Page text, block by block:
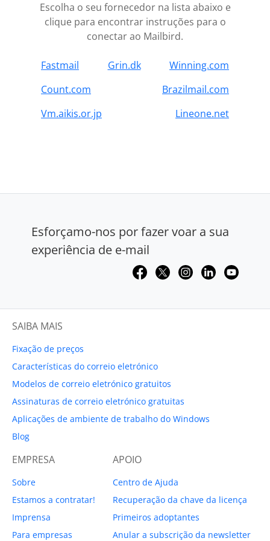
Escolha o seu fornecedor na lista abaixo e
clique para encontrar instruções para o
conectar ao Mailbird.
Fastmail Grin.dk
Winning.com
Count.com
Brazilmail.com
Vm.aikis.or.jp
Lineone.net
Esforçamo-nos por fazer voar a sua
experiência de e-mail
SAIBA MAIS
Fixação de preços
Características do correio eletrónico
Modelos de correio eletrónico gratuitos
Assinaturas de correio eletrónico gratuitas
Aplicações de ambiente de trabalho do Windows
Blog
EMPRESA
Sobre
Estamos a contratar!
Imprensa
Para empresas
APOIO
Centro de Ajuda
Recuperação da chave da licença
Primeiros adoptantes
Anular a subscrição da newsletter